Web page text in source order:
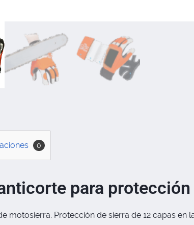
0
para
motosierra. Protección de sierra de 12 capas